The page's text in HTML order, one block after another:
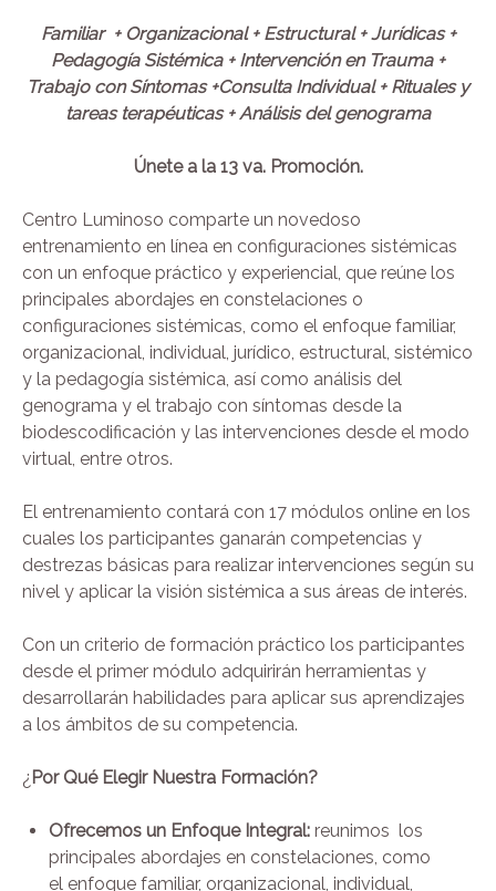
Familiar + Organizacional + Estructural + Jurídicas +
Pedagogía Sistémica + Intervención en Trauma +
Trabajo con Síntomas +Consulta Individual + Rituales y
tareas terapéuticas + Análisis del genograma
Únete a la 13 va. Promoción.
Centro Luminoso comparte un novedoso
entrenamiento en línea en configuraciones sistémicas
con un enfoque práctico y experiencial, que reúne los
principales abordajes en constelaciones o
configuraciones sistémicas, como el enfoque familiar,
organizacional, individual, jurídico, estructural, sistémico
y la pedagogía sistémica, así como análisis del
genograma y el trabajo con síntomas desde la
biodescodificación y las intervenciones desde el modo
virtual, entre otros.
El entrenamiento contará con 17 módulos online en los
cuales los participantes ganarán competencias y
destrezas básicas para realizar intervenciones según su
nivel y aplicar la visión sistémica a sus áreas de interés.
Con un criterio de formación práctico los participantes
desde el primer módulo adquirirán herramientas y
desarrollarán habilidades para aplicar sus aprendizajes
a los ámbitos de su competencia.
¿ Por Qué Elegir Nuestra Formación?
Ofrecemos un Enfoque Integral: reunimos los
principales abordajes en constelaciones, como
el enfoque familiar, organizacional, individual,